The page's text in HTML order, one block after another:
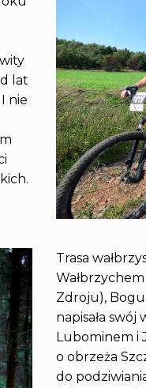
lat
nie
Trasa
Zdroju),
napisała swój
Lubominem i
o obrzeża
do